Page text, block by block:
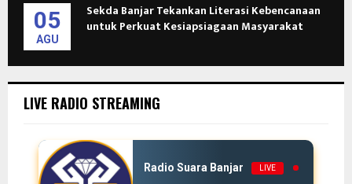
05
AGU
Sekda Banjar Tekankan Literasi Kebencanaan
untuk Perkuat Kesiapsiagaan Masyarakat
LIVE RADIO STREAMING
Radio Suara Banjar LIVE